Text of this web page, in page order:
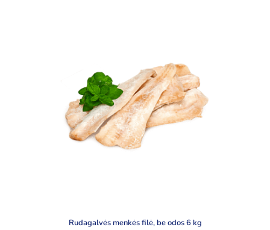
Rudagalvės menkės filė, be odos 6 kg